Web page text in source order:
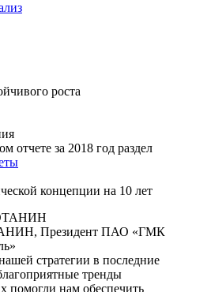
роста
отчете за 2018 год раздел
концепции на 10 лет
Президент ПАО «ГМК
стратегии в последние
тренды
помогли нам обеспечить